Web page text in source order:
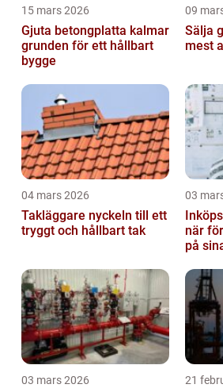
15 mars 2026
Gjuta betongplatta kalmar
grunden för ett hållbart
bygge
09
Sälja guld så
mest
04 mars 2026
Takläggare nyckeln till ett
tryggt och hållbart tak
03
när
på
03 mars 2026 21